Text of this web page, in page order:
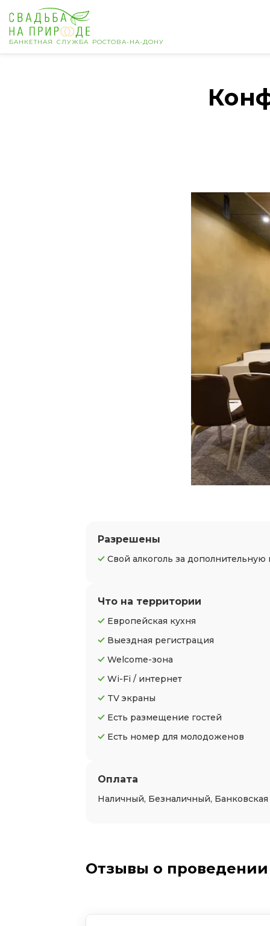
БАНКЕТНАЯ СЛУЖБА РОСТОВА-НА-ДОНУ
Разрешены
Свой алкоголь за дополнительную
Что на территории
Европейская кухня
Выездная регистрация
Welcome-зона
Wi-Fi / интернет
TV экраны
Есть размещение гостей
Есть номер для молодоженов
Оплата
Наличный, Безналичный, Банковская
Отзывы о проведении